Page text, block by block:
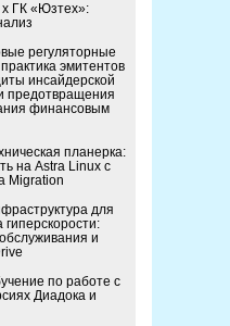
x ГК «Юзтех»:
регуляторные
эмитентов
инсайдерской
предотвращения
финансовым
планерка:
на Astra Linux с
Migration
для
гиперскорости:
и
по работе с
Диадока и